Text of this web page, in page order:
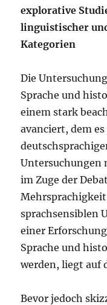
FUER-
28.
Juni
2018
an
Eichstätt-
explorative
linguistischer
Kategorien
Die
Sprache und
einem stark
avanciert, dem
Untersuchungen
im Zuge der
sprachsensiblen
einer
Sprache und
werden, liegt auf
Bevor jedoch